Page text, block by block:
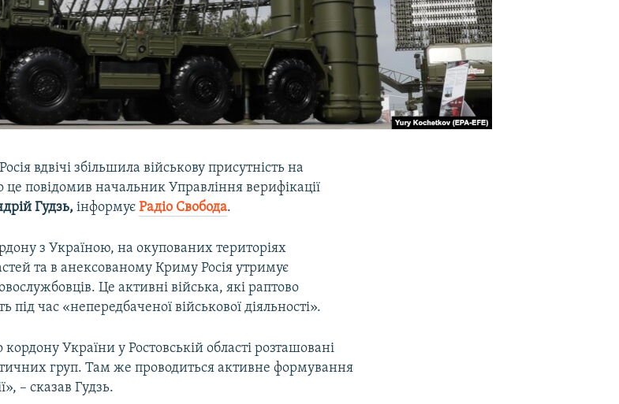
вдвічі збільшила військову присутність на
повідомив начальник Управління верифікації
Гудзь,інформуєРадіо Свобода.​
з Україною, на окупованих територіях
та в анексованому Криму Росія утримує
Це активні війська, які раптово
час «непередбаченої військової діяльності».
України у Ростовській області розташовані
груп. Там же проводиться активне формування
– сказав Гудзь.